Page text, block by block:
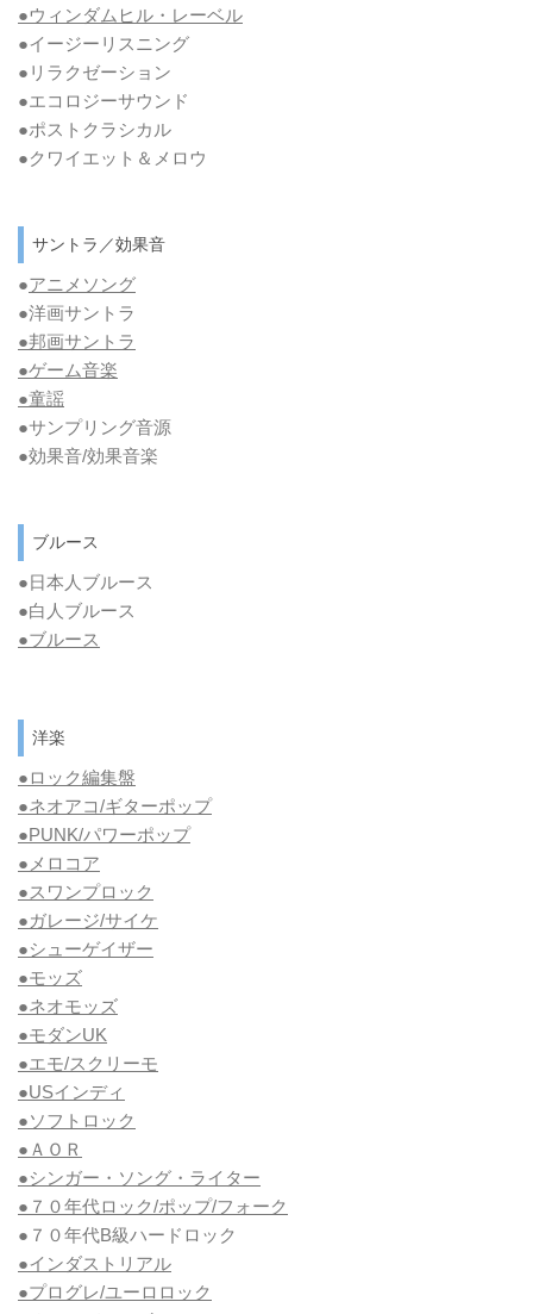
●ウィンダムヒル・レーベル
●イージーリスニング
●リラクゼーション
●エコロジーサウンド
●ポストクラシカル
●クワイエット＆メロウ
サントラ／効果音
●アニメソング
●洋画サントラ
●邦画サントラ
●ゲーム音楽
●童謡
●サンプリング音源
●効果音/効果音楽
ブルース
●日本人ブルース
●白人ブルース
●ブルース
洋楽
●ロック編集盤
●ネオアコ/ギターポップ
●PUNK/パワーポップ
●メロコア
●スワンプロック
●ガレージ/サイケ
●シューゲイザー
●モッズ
●ネオモッズ
●モダンUK
●エモ/スクリーモ
●USインディ
●ソフトロック
●ＡＯＲ
●シンガー・ソング・ライター
●７０年代ロック/ポップ/フォーク
●７０年代B級ハードロック
●インダストリアル
●プログレ/ユーロロック